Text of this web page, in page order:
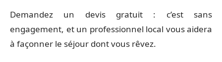
Demandez un devis gratuit : c’est sans
engagement, et un professionnel local vous aidera
à façonner le séjour dont vous rêvez.